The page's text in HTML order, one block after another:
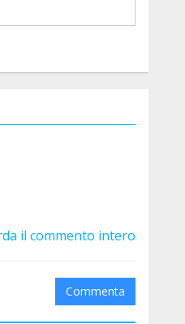
il commento intero
Commenta